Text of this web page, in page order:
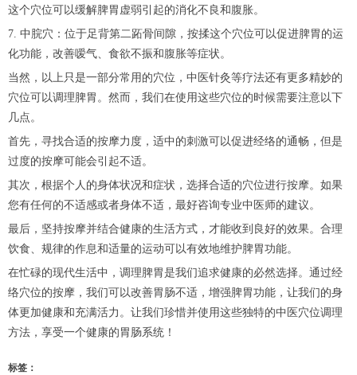
这个穴位可以缓解脾胃虚弱引起的消化不良和腹胀。
7. 中脘穴：位于足背第二跖骨间隙，按揉这个穴位可以促进脾胃的运
化功能，改善嗳气、食欲不振和腹胀等症状。
当然，以上只是一部分常用的穴位，中医针灸等疗法还有更多精妙的
穴位可以调理脾胃。然而，我们在使用这些穴位的时候需要注意以下
几点。
首先，寻找合适的按摩力度，适中的刺激可以促进经络的通畅，但是
过度的按摩可能会引起不适。
其次，根据个人的身体状况和症状，选择合适的穴位进行按摩。如果
您有任何的不适感或者身体不适，最好咨询专业中医师的建议。
最后，坚持按摩并结合健康的生活方式，才能收到良好的效果。合理
饮食、规律的作息和适量的运动可以有效地维护脾胃功能。
在忙碌的现代生活中，调理脾胃是我们追求健康的必然选择。通过经
络穴位的按摩，我们可以改善胃肠不适，增强脾胃功能，让我们的身
体更加健康和充满活力。让我们珍惜并使用这些独特的中医穴位调理
方法，享受一个健康的胃肠系统！
标签：